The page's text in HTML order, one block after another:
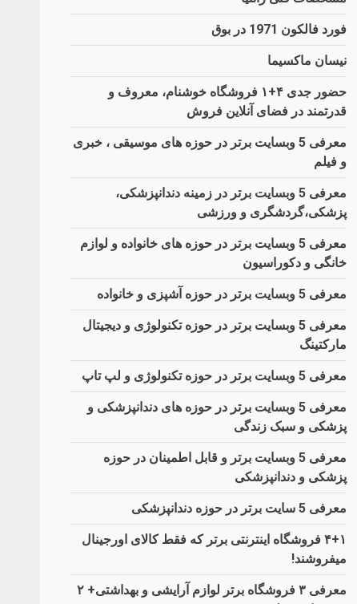
فورد فالکون 1971 در بوق
نیسان ماکسیما
حضور جدی ۴+۱ فروشگاه خوشنام، معروف و
قدرتمند در فضای آنلاین فروش
معرفی 5 وبسایت برتر در حوزه های موسیقی ، خبری
و فیلم
معرفی 5 وبسایت برتر در زمینه دندانپزشکی،
پزشکی،گردشگری و ورزشی
معرفی 5 وبسایت برتر در حوزه های خانواده و لوازم
خانگی و دکوراسیون
معرفی 5 وبسایت برتر در حوزه آشپزی و خانواده
معرفی 5 وبسایت برتر در حوزه تکنولوژی و دیجیتال
مارکتینگ
معرفی 5 وبسایت برتر در حوزه تکنولوژی و لپ تاپ
معرفی 5 وبسایت برتر در حوزه های دندانپزشکی و
پزشکی و سبک زندگی
معرفی 5 وبسایت برتر و قابل اطمینان در حوزه
پزشکی و دندانپزشکی
معرفی 5 سایت برتر در حوزه دندانپزشکی
۴+۱ فروشگاه اینترنتی برتر که فقط کالای اورجینال
میفروشند!
معرفی ۳ فروشگاه برتر لوازم آرایشی و بهداشتی+ ۲